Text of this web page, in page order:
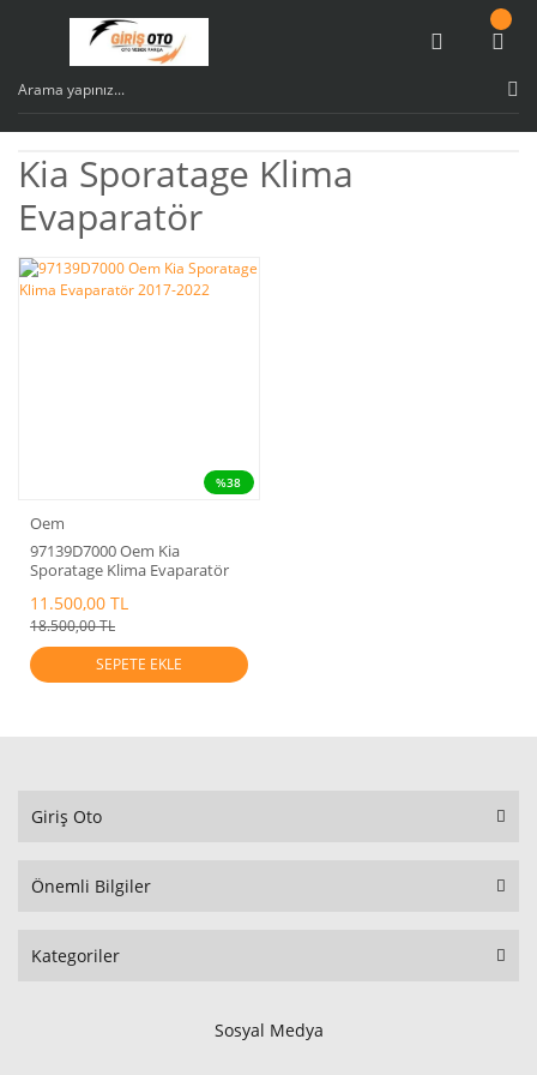
Kia Sporatage Klima
Evaparatör
%38
Oem
97139D7000 Oem Kia
Sporatage Klima Evaparatör
11.500,00 TL
18.500,00 TL
SEPETE EKLE
Giriş Oto
Önemli Bilgiler
Kategoriler
Sosyal Medya